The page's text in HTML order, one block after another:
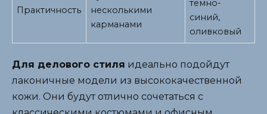
Практичность
несколькими
карманами
темно-
синий,
оливковый
Для делового стиля идеально подойдут
лаконичные модели из высококачественной
кожи. Они будут отлично сочетаться с